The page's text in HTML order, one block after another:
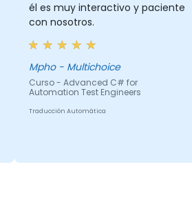
él es muy interactivo y paciente
con nosotros.
Mpho - Multichoice
Curso - Advanced C# for
Automation Test Engineers
Traducción Automática